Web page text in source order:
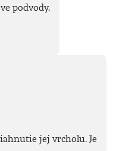
podvody.
jej vrcholu. Je